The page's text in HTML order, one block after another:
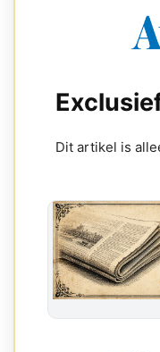
Dit artikel is